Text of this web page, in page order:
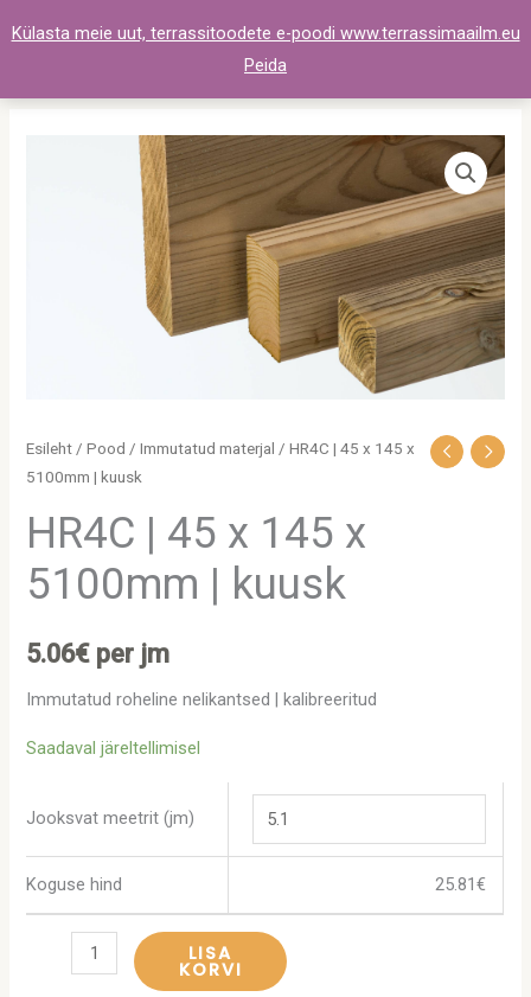
Külasta meie uut, terrassitoodete e-poodi www.terrassimaailm.eu
Peida
to
Esileht /Pood /Immutatud materjal / HR4C | 45 x 145 x
5100mm | kuusk
HR4C | 45 x 145 x
5100mm | kuusk
5.06€ per jm
Immutatud roheline nelikantsed | kalibreeritud
Saadaval järeltellimisel
Jooksvat meetrit (jm)
Koguse hind 25.81€
kogus
LISA
KORVI